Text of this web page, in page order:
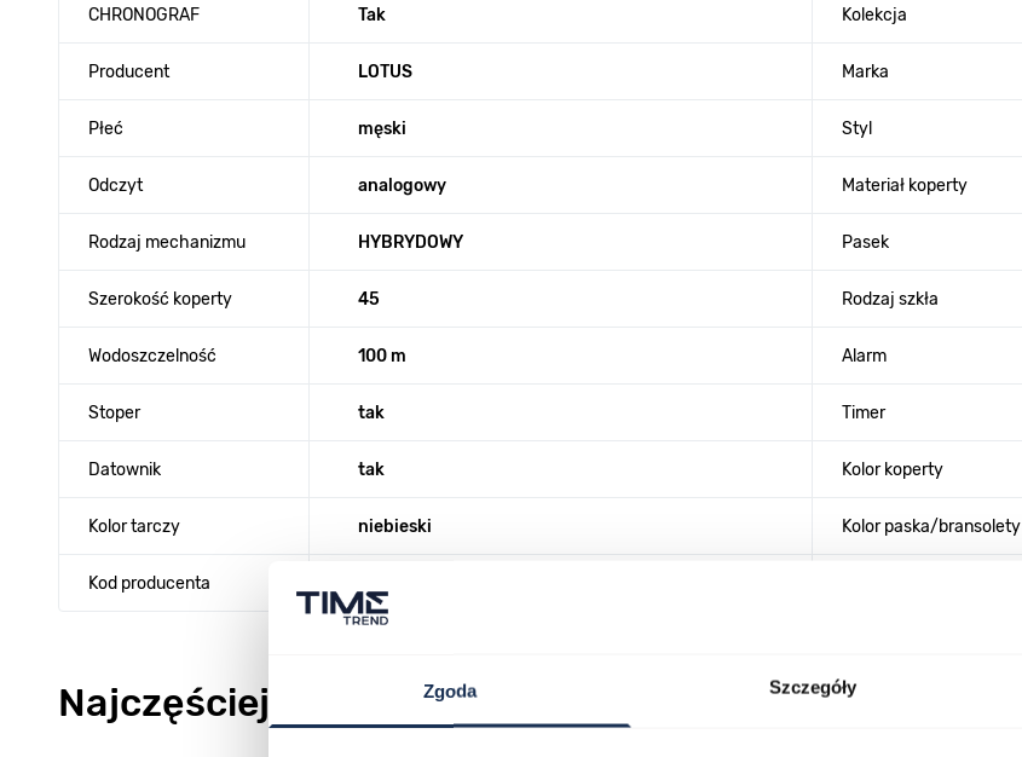
Zgoda Szczegóły
CHRONOGRAF Tak Kolekcja
Producent LOTUS Marka
Płeć męski Styl
Odczyt analogowy Materiał koperty
Rodzaj mechanizmu HYBRYDOWY Pasek
Szerokość koperty 45 Rodzaj szkła
Wodoszczelność 100 m Alarm
Stoper tak Timer
Datownik tak Kolor koperty
Kolor tarczy niebieski Kolor paska/bransolety
Kod producenta
Najczęściej kupowane